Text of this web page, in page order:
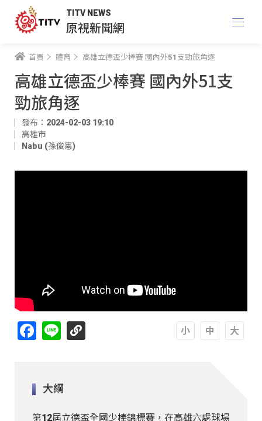
TITV NEWS
原視新聞網
首頁 體育 高雄立德盃少棒賽 國內外51支勁旅角逐
高雄立德盃少棒賽 國內外51支
勁旅角逐
發布：2024-02-03 19:10
高雄市
Nabu (孫俊憲)
Facebook
Line
大綱
第12屆立德盃全國少棒錦標賽，在高雄六處球場